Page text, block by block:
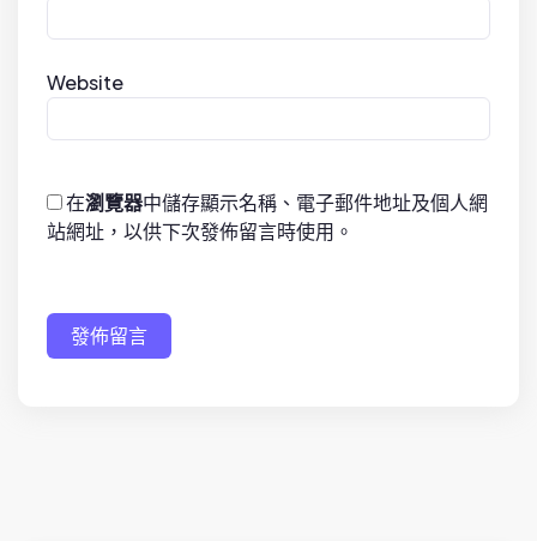
Website
在瀏覽器中儲存顯示名稱、電子郵件地址及個人網
站網址，以供下次發佈留言時使用。
發佈留言